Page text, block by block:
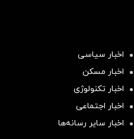
اخبار سیاسی
اخبار مسکن
اخبار تکنولوژی
اخبار اجتماعی
اخبار سایر رسانه‌‌ها